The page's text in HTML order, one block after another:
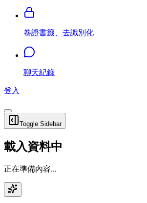
卷證書籤、去識別化
聊天紀錄
登入
Toggle Sidebar
載入資料中
正在準備內容...